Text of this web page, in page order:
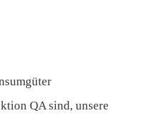
QA sind, unsere